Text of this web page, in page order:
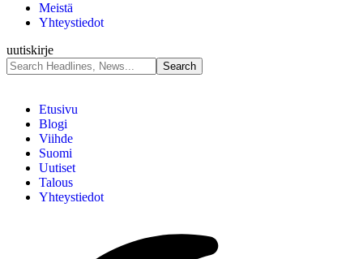
Meistä
Yhteystiedot
uutiskirje
Etusivu
Blogi
Viihde
Suomi
Uutiset
Talous
Yhteystiedot